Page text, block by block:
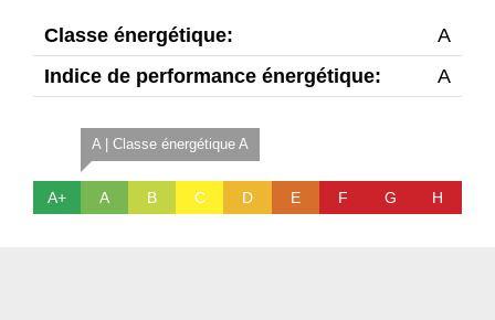
Classe énergétique:
A
Indice de performance énergétique:
A
A+
A | Classe énergétique A
A B C D E F G H